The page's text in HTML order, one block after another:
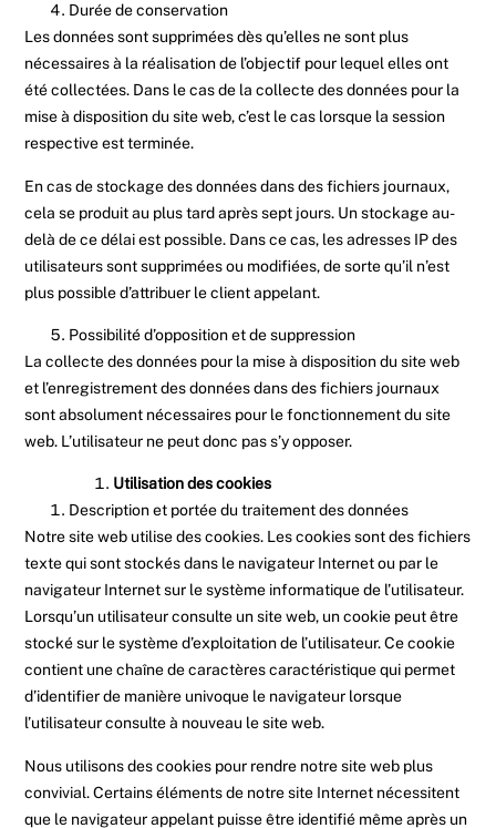
Durée de conservation
Les données sont supprimées dès qu’elles ne sont plus
nécessaires à la réalisation de l’objectif pour lequel elles ont
été collectées. Dans le cas de la collecte des données pour la
mise à disposition du site web, c’est le cas lorsque la session
respective est terminée.
En cas de stockage des données dans des fichiers journaux,
cela se produit au plus tard après sept jours. Un stockage au-
delà de ce délai est possible. Dans ce cas, les adresses IP des
utilisateurs sont supprimées ou modifiées, de sorte qu’il n’est
plus possible d’attribuer le client appelant.
Possibilité d’opposition et de suppression
La collecte des données pour la mise à disposition du site web
et l’enregistrement des données dans des fichiers journaux
sont absolument nécessaires pour le fonctionnement du site
web. L’utilisateur ne peut donc pas s’y opposer.
Utilisation des cookies
Description et portée du traitement des données
Notre site web utilise des cookies. Les cookies sont des fichiers
texte qui sont stockés dans le navigateur Internet ou par le
navigateur Internet sur le système informatique de l’utilisateur.
Lorsqu’un utilisateur consulte un site web, un cookie peut être
stocké sur le système d’exploitation de l’utilisateur. Ce cookie
contient une chaîne de caractères caractéristique qui permet
d’identifier de manière univoque le navigateur lorsque
l’utilisateur consulte à nouveau le site web.
Nous utilisons des cookies pour rendre notre site web plus
convivial. Certains éléments de notre site Internet nécessitent
que le navigateur appelant puisse être identifié même après un